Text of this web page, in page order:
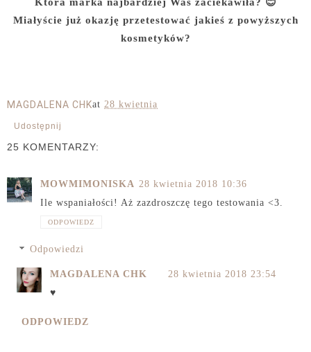
Miałyście już okazję przetestować jakieś z powyższych
kosmetyków?
MAGDALENA CHKat 28 kwietnia
Udostępnij
25 KOMENTARZY:
MOWMIMONISKA 28 kwietnia 2018 10:36
Ile wspaniałości! Aż zazdroszczę tego testowania <3.
ODPOWIEDZ
Odpowiedzi
MAGDALENA CHK
28 kwietnia 2018 23:54
♥
ODPOWIEDZ